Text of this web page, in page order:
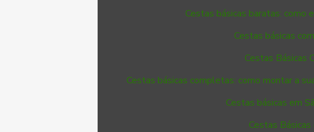
Cestas básicas baratas: como
Cestas básicas
Cestas Básicas
Cestas básicas completas: como montar a
Cestas básicas em
Cestas